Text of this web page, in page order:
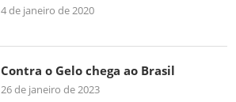
4 de janeiro de 2020
Contra o Gelo chega ao Brasil
26 de janeiro de 2023